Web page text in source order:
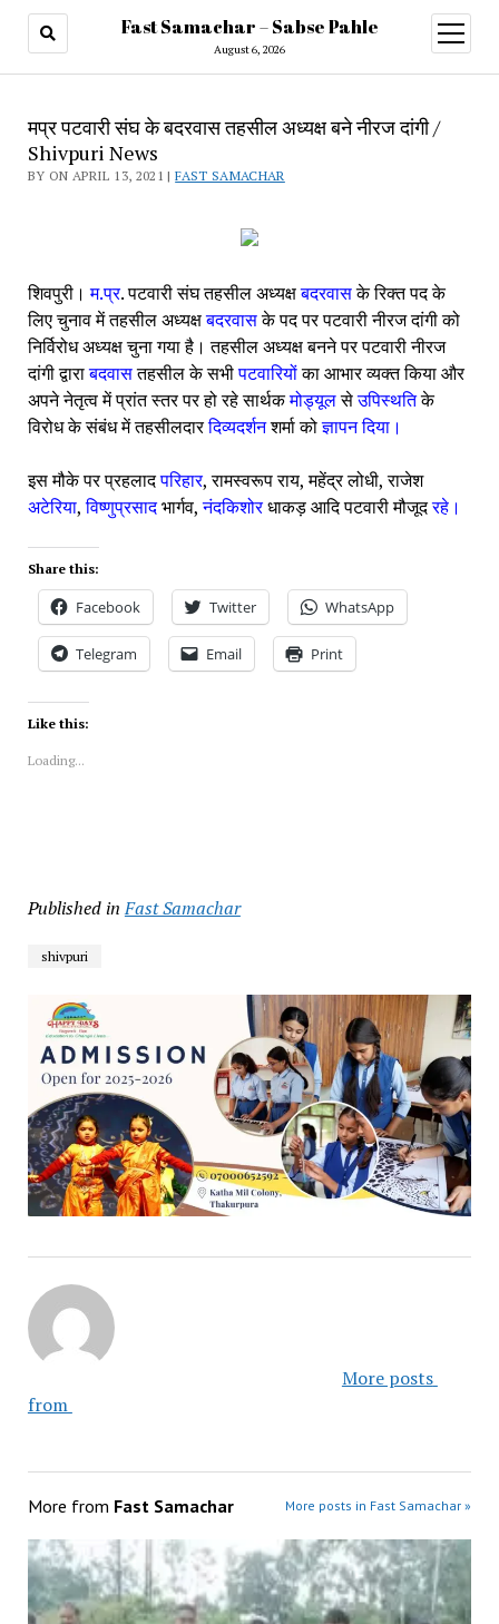
Fast Samachar – Sabse Pahle
August 6, 2026
open
menu
मप्र पटवारी संघ के बदरवास तहसील अध्यक्ष बने नीरज दांगी /
Shivpuri News
BY ON APRIL 13, 2021 |FAST SAMACHAR
शिवपुरी। म.प्र. पटवारी संघ तहसील अध्यक्ष बदरवास के रिक्त पद के
लिए चुनाव में तहसील अध्यक्ष बदरवास के पद पर पटवारी नीरज दांगी को
निर्विरोध अध्यक्ष चुना गया है। तहसील अध्यक्ष बनने पर पटवारी नीरज
दांगी द्वारा बदवास तहसील के सभी पटवारियों का आभार व्यक्त किया और
अपने नेतृत्व में प्रांत स्तर पर हो रहे सार्थक मोड्यूल से उपिस्थति के
विरोध के संबंध में तहसीलदार दिव्यदर्शन शर्मा को ज्ञापन दिया।
इस मौके पर प्रहलाद परिहार
, रामस्वरूप राय, महेंद्र लोधी, राजेश
अटेरिया, विष्णुप्रसाद भार्गव, नंदकिशोर धाकड़ आदि पटवारी मौजूद रहे।
Share this:
Facebook Twitter WhatsApp
Telegram Email Print
Like this:
Loading...
Published in Fast Samachar
shivpuri
More from Fast Samachar More posts in Fast Samachar »